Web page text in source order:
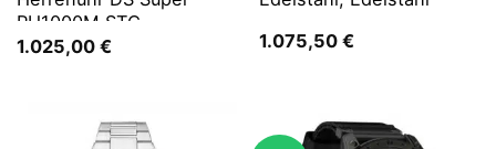
PH1000M STC
1.025,00 €
1.075,50 €